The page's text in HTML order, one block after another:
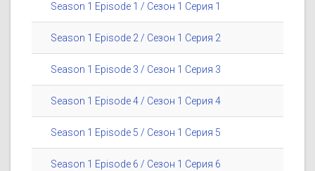
Season 1 Episode 1 / Сезон 1 Серия 1
Season 1 Episode 2 / Сезон 1 Серия 2
Season 1 Episode 3 / Сезон 1 Серия 3
Season 1 Episode 4 / Сезон 1 Серия 4
Season 1 Episode 5 / Сезон 1 Серия 5
Season 1 Episode 6 / Сезон 1 Серия 6